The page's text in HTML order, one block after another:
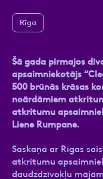
Rīga
Šā gada pirmajos
apsaimniekotājs
500 brūnās krāsas
noārdāmiem
atkritumu
Liene Rumpane.
Saskaņā ar Rīgas
atkritumu
daudzdzīvokļu
apstrādei.